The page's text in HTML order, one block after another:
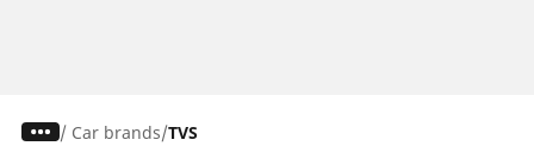
/ Car brands TVS